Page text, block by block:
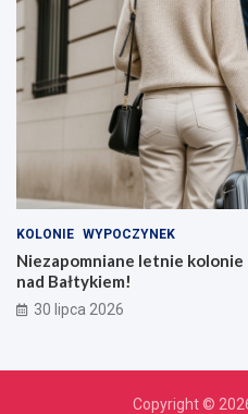
KOLONIE WYPOCZYNEK
Niezapomniane letnie
nad Bałtykiem!
30 lipca 2026
Copyright ©